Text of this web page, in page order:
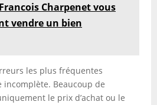
Charpenet vous
vendre un bien
les plus fréquentes
incomplète. Beaucoup de
le prix d’achat ou le